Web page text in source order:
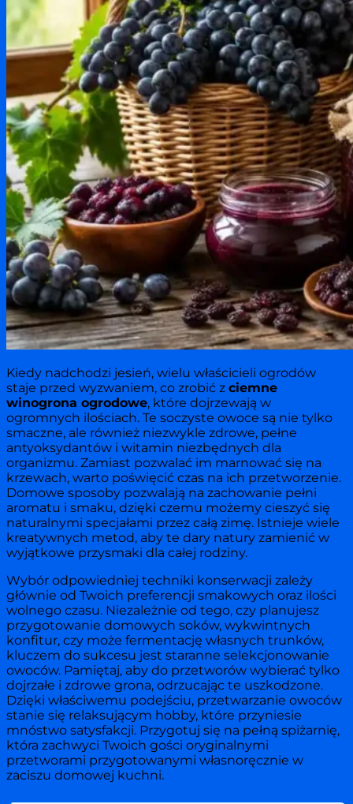
Kiedy nadchodzi jesień, wielu właścicieli ogrodów
staje przed wyzwaniem, co zrobić z ciemne
winogrona ogrodowe, które dojrzewają w
ogromnych ilościach. Te soczyste owoce są nie tylko
smaczne, ale również niezwykle zdrowe, pełne
antyoksydantów i witamin niezbędnych dla
organizmu. Zamiast pozwalać im marnować się na
krzewach, warto poświęcić czas na ich przetworzenie.
Domowe sposoby pozwalają na zachowanie pełni
aromatu i smaku, dzięki czemu możemy cieszyć się
naturalnymi specjałami przez całą zimę. Istnieje wiele
kreatywnych metod, aby te dary natury zamienić w
wyjątkowe przysmaki dla całej rodziny.
Wybór odpowiedniej techniki konserwacji zależy
głównie od Twoich preferencji smakowych oraz ilości
wolnego czasu. Niezależnie od tego, czy planujesz
przygotowanie domowych soków, wykwintnych
konfitur, czy może fermentację własnych trunków,
kluczem do sukcesu jest staranne selekcjonowanie
owoców. Pamiętaj, aby do przetworów wybierać tylko
dojrzałe i zdrowe grona, odrzucając te uszkodzone.
Dzięki właściwemu podejściu, przetwarzanie owoców
stanie się relaksującym hobby, które przyniesie
mnóstwo satysfakcji. Przygotuj się na pełną spiżarnię,
która zachwyci Twoich gości oryginalnymi
przetworami przygotowanymi własnoręcznie w
zaciszu domowej kuchni.